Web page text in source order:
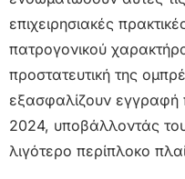
επιχειρησιακές
πατρογονικού
προστατευτική της
εξασφαλίζουν εγγραφή
2024, υποβάλλοντάς
λιγότερο περίπλοκο